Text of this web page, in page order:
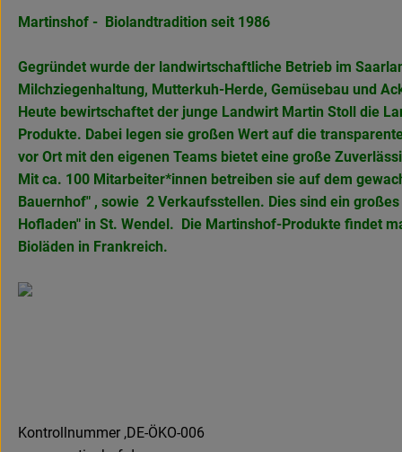
Martinshof - Biolandtradition seit 1986
Gegründet wurde der landwirtschaftliche Betrieb im
Milchziegenhaltung, Mutterkuh-Herde, Gemüsebau und
Heute bewirtschaftet der junge Landwirt Martin Stoll die
Produkte. Dabei legen sie großen Wert auf die
vor Ort mit den eigenen Teams bietet eine große
Mit ca. 100 Mitarbeiter*innen betreiben sie auf dem
Bauernhof" , sowie 2 Verkaufsstellen. Dies sind ein
Hofladen" in St. Wendel. Die Martinshof-Produkte findet
Bioläden in Frankreich.
Kontrollnummer ,DE-ÖKO-006